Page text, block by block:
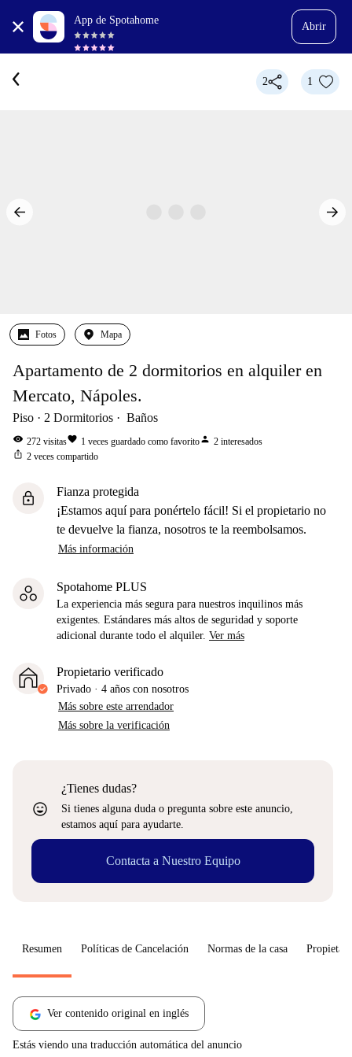
App de Spotahome
Abrir
2 1
Fotos Mapa
Apartamento de 2 dormitorios en alquiler en
Mercato, Nápoles.
Piso 2 Dormitorios Baños
visibility 272 visitasfavorite 1 veces guardado como favoritoperson 2 interesados
ios_share 2 veces compartido
lock
Fianza protegida
¡Estamos aquí para ponértelo fácil! Si el propietario no
te devuelve la fianza, nosotros te la reembolsamos.
Más información
Spotahome PLUS
La experiencia más segura para nuestros inquilinos más
exigentes. Estándares más altos de seguridad y soporte
adicional durante todo el alquiler. Ver más
Propietario verificado
Privado · 4 años con nosotros
Más sobre este arrendador
Más sobre la verificación
sentiment_very_satisfied
¿Tienes dudas?
Si tienes alguna duda o pregunta sobre este anuncio,
estamos aquí para ayudarte.
Contacta a Nuestro Equipo
Resumen Políticas de Cancelación Normas de la casa
Ver contenido original en inglés
Estás viendo una traducción automática del anuncio